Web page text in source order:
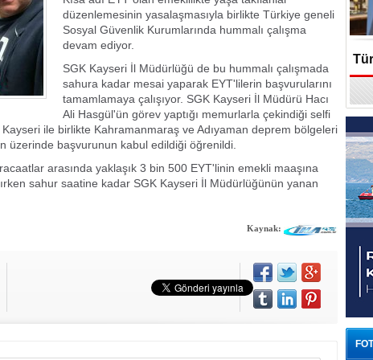
düzenlemesinin yasalaşmasıyla birlikte Türkiye geneli
Sosyal Güvenlik Kurumlarında hummalı çalışma
devam ediyor.
SGK Kayseri İl Müdürlüğü de bu hummalı çalışmada
sahura kadar mesai yaparak EYT'lilerin başvurularını
tamamlamaya çalışıyor. SGK Kayseri İl Müdürü Hacı
Ali Hasgül'ün görev yaptığı memurlarla çekindiği selfi
ile birlikte Kahramanmaraş ve Adıyaman deprem bölgeleri
üzerinde başvurunun kabul edildiği öğrenildi.
arasında yaklaşık 3 bin 500 EYT'linin emekli maaşına
sahur saatine kadar SGK Kayseri İl Müdürlüğünün yanan
Kaynak: